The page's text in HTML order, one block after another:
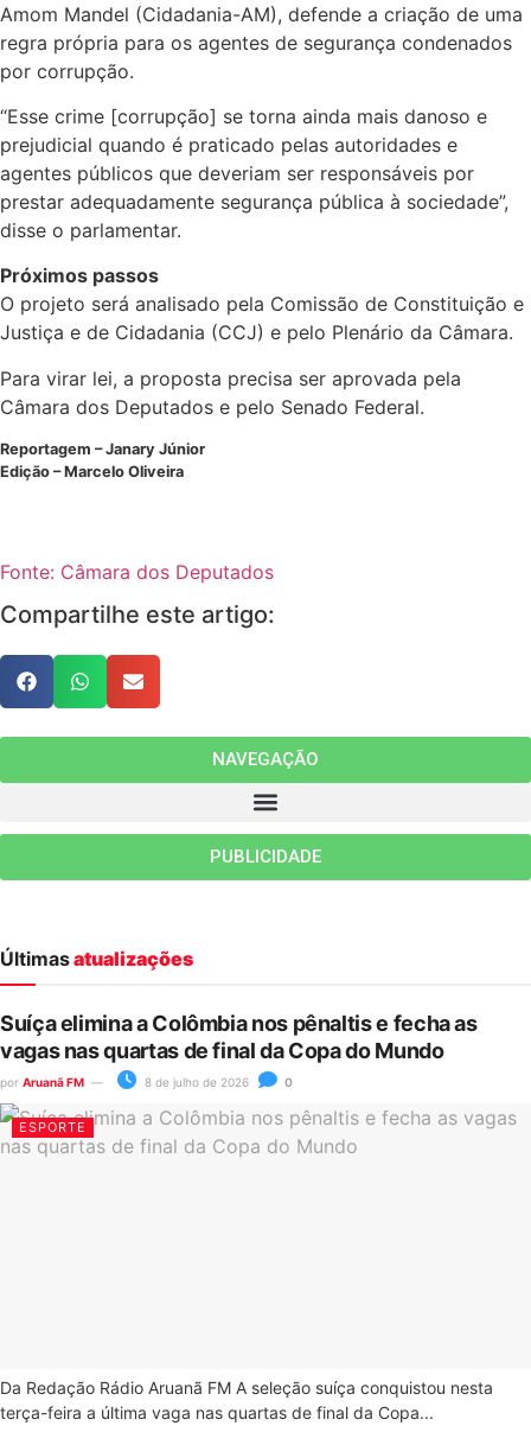
Amom Mandel (Cidadania-AM), defende a criação de uma
regra própria para os agentes de segurança condenados
por corrupção.
“Esse crime [corrupção] se torna ainda mais danoso e
prejudicial quando é praticado pelas autoridades e
agentes públicos que deveriam ser responsáveis por
prestar adequadamente segurança pública à sociedade”,
disse o parlamentar.
Próximos passos
O projeto será analisado pela Comissão de Constituição e
Justiça e de Cidadania (CCJ) e pelo Plenário da Câmara.
Para virar lei, a proposta precisa ser aprovada pela
Câmara dos Deputados e pelo Senado Federal.
Reportagem – Janary Júnior
Edição – Marcelo Oliveira
Fonte: Câmara dos Deputados
Compartilhe este artigo:
NAVEGAÇÃO
PUBLICIDADE
Últimasatualizações
Suíça elimina a Colômbia nos pênaltis e fecha as
vagas nas quartas de final da Copa do Mundo
por Aruanã FM 8 de julho de 2026 0
ESPORTE
Da Redação Rádio Aruanã FM A seleção suíça conquistou nesta
terça-feira a última vaga nas quartas de final da Copa...